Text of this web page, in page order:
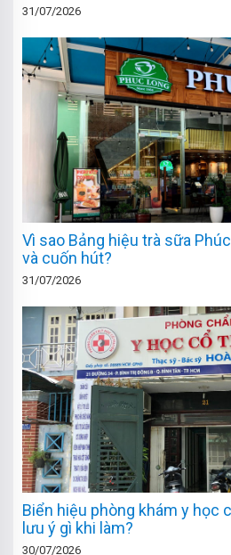
31/07/2026
Vì sao Bảng hiệu trà sữa
và cuốn hút?
31/07/2026
Biển hiệu phòng khám y học
lưu ý gì khi làm?
30/07/2026